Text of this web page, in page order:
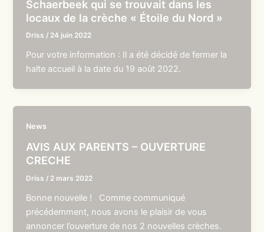
Schaerbeek qui se trouvait dans les
locaux de la crèche « Étoile du Nord »
Driss / 24 juin 2022
Pour votre information : Il a été décidé de fermer la
halte accueil à la date du 19 août 2022.
News
AVIS AUX PARENTS – OUVERTURE
CRECHE
Driss / 2 mars 2022
Bonne nouvelle ! Comme communiqué
précédemment, nous avons le plaisir de vous
annoncer l’ouverture de nos 2 nouvelles crèches.